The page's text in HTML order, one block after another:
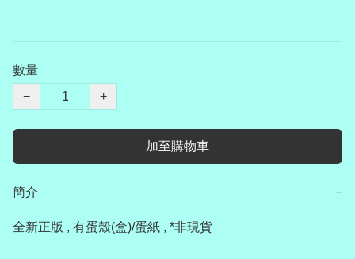
數量
−
+
加至購物車
簡介 −
全新正版 , 有蛋殼(盒)/蛋紙 , *非現貨